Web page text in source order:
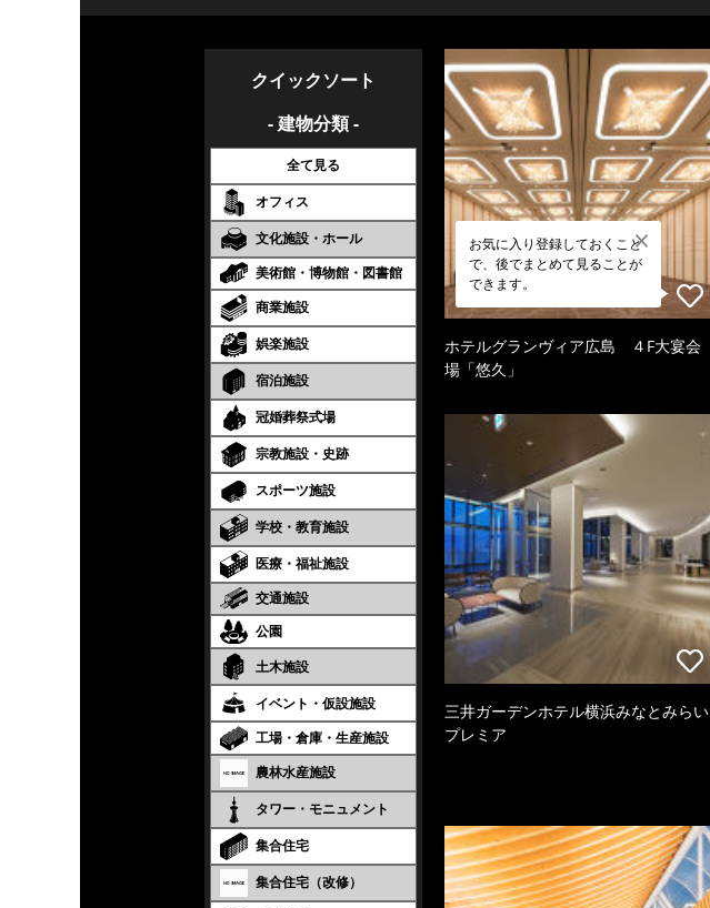
クイックソート
- 建物分類 -
全て見る
オフィス
文化施設・ホール
美術館・博物館・図書館
商業施設
娯楽施設
宿泊施設
冠婚葬祭式場
宗教施設・史跡
スポーツ施設
学校・教育施設
医療・福祉施設
交通施設
公園
土木施設
イベント・仮設施設
工場・倉庫・生産施設
農林水産施設
タワー・モニュメント
集合住宅
集合住宅（改修）
お気に入り登録しておくこと
で、後でまとめて見ることが
できます。
ホテルグランヴィア広島 ４F大宴会
場「悠久」
三井ガーデンホテル横浜みなとみらい
プレミア